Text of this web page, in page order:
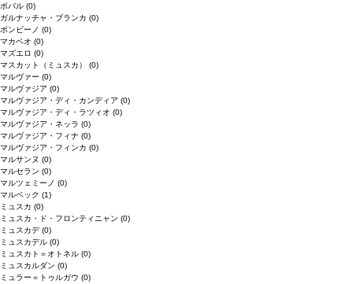
ボバル (0)
ガルナッチャ・ブランカ (0)
ボンビーノ (0)
マカベオ (0)
マズエロ (0)
マスカット（ミュスカ） (0)
マルヴァー (0)
マルヴァジア (0)
マルヴァジア・ディ・カンディア (0)
マルヴァジア・ディ・ラツィオ (0)
マルヴァジア・ネッラ (0)
マルヴァジア・フィナ (0)
マルヴァジア・フィンカ (0)
マルサンヌ (0)
マルセラン (0)
マルツェミーノ (0)
マルベック (1)
ミュスカ (0)
ミュスカ・ド・フロンティニャン (0)
ミュスカデ(0)
ミュスカデル (0)
ミュスカト＝オトネル (0)
ミュスカルダン (0)
ミュラー＝トゥルガウ (0)